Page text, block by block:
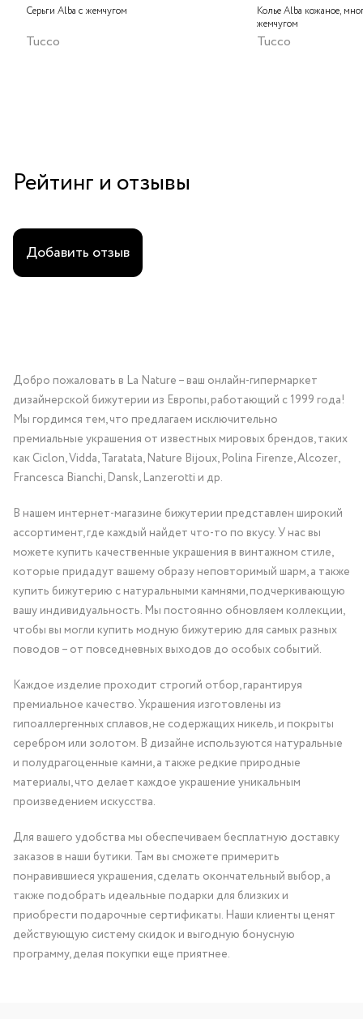
Серьги Alba с жемчугом
Tucco
Колье Alba кожаное,
жемчугом
Tucco
Рейтинг и отзывы
Добавить отзыв
Добро пожаловать в La Nature – ваш онлайн-гипермаркет
дизайнерской бижутерии из Европы, работающий с 1999 года!
Мы гордимся тем, что предлагаем исключительно
премиальные украшения от известных мировых брендов, таких
как Ciclon, Vidda, Taratata, Nature Bijoux, Polina Firenze, Alcozer,
Francesca Bianchi, Dansk, Lanzerotti и др.
В нашем интернет-магазине бижутерии представлен широкий
ассортимент, где каждый найдет что-то по вкусу. У нас вы
можете купить качественные украшения в винтажном стиле,
которые придадут вашему образу неповторимый шарм, а также
купить бижутерию с натуральными камнями, подчеркивающую
вашу индивидуальность. Мы постоянно обновляем коллекции,
чтобы вы могли купить модную бижутерию для самых разных
поводов – от повседневных выходов до особых событий.
Каждое изделие проходит строгий отбор, гарантируя
премиальное качество. Украшения изготовлены из
гипоаллергенных сплавов, не содержащих никель, и покрыты
серебром или золотом. В дизайне используются натуральные
и полудрагоценные камни, а также редкие природные
материалы, что делает каждое украшение уникальным
произведением искусства.
Для вашего удобства мы обеспечиваем бесплатную доставку
заказов в наши бутики. Там вы сможете примерить
понравившиеся украшения, сделать окончательный выбор, а
также подобрать идеальные подарки для близких и
приобрести подарочные сертификаты. Наши клиенты ценят
действующую систему скидок и выгодную бонусную
программу, делая покупки еще приятнее.